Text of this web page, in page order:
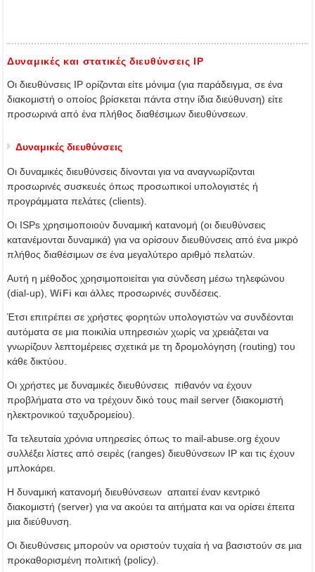
Δυναμικές και στατικές διευθύνσεις IP
Οι διευθύνσεις IP ορίζονται είτε μόνιμα (για παράδειγμα, σε ένα
διακομιστή ο οποίος βρίσκεται πάντα στην ίδια διεύθυνση) είτε
προσωρινά από ένα πλήθος διαθέσιμων διευθύνσεων.
Δυναμικές διευθύνσεις
Οι δυναμικές διευθύνσεις δίνονται για να αναγνωρίζονται
προσωρινές συσκευές όπως προσωπικοί υπολογιστές ή
προγράμματα πελάτες (clients).
Οι ISPs χρησιμοποιούν δυναμική κατανομή (οι διευθύνσεις
κατανέμονται δυναμικά) για να ορίσουν διευθύνσεις από ένα μικρό
πλήθος διαθέσιμων σε ένα μεγαλύτερο αριθμό πελατών.
Αυτή η μέθοδος χρησιμοποιείται για σύνδεση μέσω τηλεφώνου
(dial-up), WiFi και άλλες προσωρινές συνδέσεις.
Έτσι επιτρέπει σε χρήστες φορητών υπολογιστών να συνδέονται
αυτόματα σε μια ποικιλία υπηρεσιών χωρίς να χρειάζεται να
γνωρίζουν λεπτομέρειες σχετικά με τη δρομολόγηση (routing) του
κάθε δικτύου.
Οι χρήστες με δυναμικές διευθύνσεις πιθανόν να έχουν
προβλήματα στο να τρέχουν δικό τους mail server (διακομιστή
ηλεκτρονικού ταχυδρομείου).
Τα τελευταία χρόνια υπηρεσίες όπως το mail-abuse.org έχουν
συλλέξει λίστες από σειρές (ranges) διευθύνσεων IP και τις έχουν
μπλοκάρει.
Η δυναμική κατανομή διευθύνσεων απαιτεί έναν κεντρικό
διακομιστή (server) για να ακούει τα αιτήματα και να ορίσει έπειτα
μια διεύθυνση.
Οι διευθύνσεις μπορούν να οριστούν τυχαία ή να βασιστούν σε μια
προκαθορισμένη πολιτική (policy).